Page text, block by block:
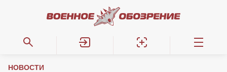
НОВОСТИ